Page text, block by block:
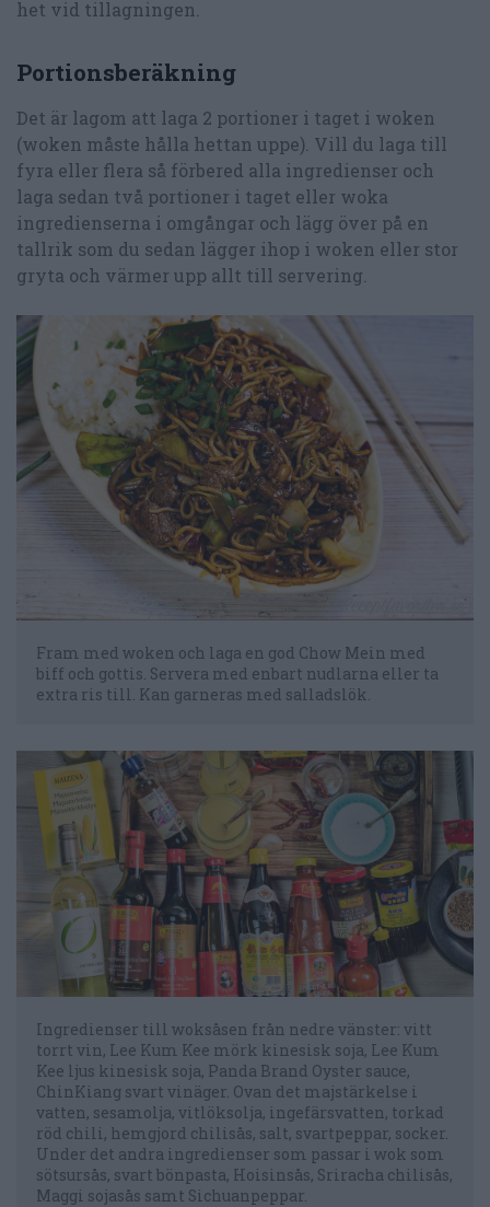
het vid tillagningen.
Portionsberäkning
Det är lagom att laga 2 portioner i taget i woken
(woken måste hålla hettan uppe). Vill du laga till
fyra eller flera så förbered alla ingredienser och
laga sedan två portioner i taget eller woka
ingredienserna i omgångar och lägg över på en
tallrik som du sedan lägger ihop i woken eller stor
gryta och värmer upp allt till servering.
Fram med woken och laga en god Chow Mein med
biff och gottis. Servera med enbart nudlarna eller ta
extra ris till. Kan garneras med salladslök.
Ingredienser till woksåsen från nedre vänster: vitt
torrt vin, Lee Kum Kee mörk kinesisk soja, Lee Kum
Kee ljus kinesisk soja, Panda Brand Oyster sauce,
ChinKiang svart vinäger. Ovan det majstärkelse i
vatten, sesamolja, vitlöksolja, ingefärsvatten, torkad
röd chili, hemgjord chilisås, salt, svartpeppar, socker.
Under det andra ingredienser som passar i wok som
sötsursås, svart bönpasta, Hoisinsås, Sriracha chilisås,
Maggi sojasås samt Sichuanpeppar.